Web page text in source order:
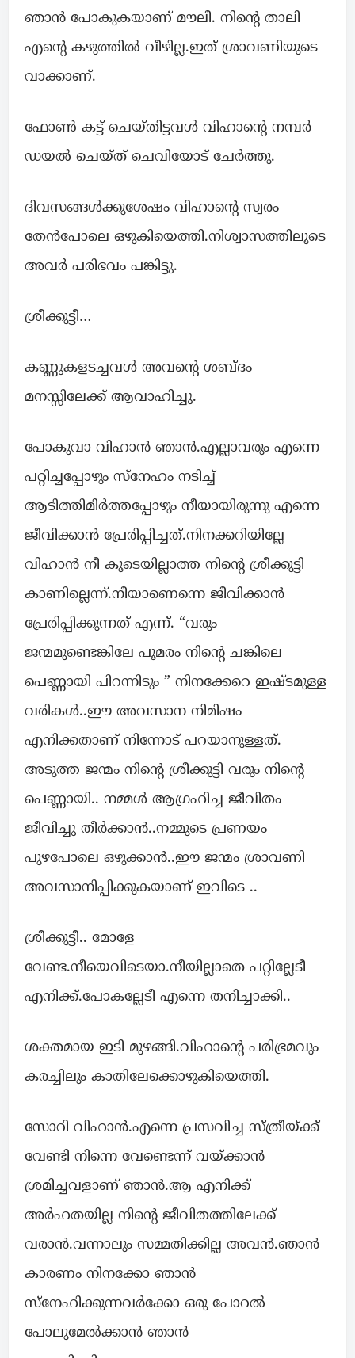
ഞാൻ പോകുകയാണ് മൗലീ. നിന്റെ താലി
എന്റെ കഴുത്തിൽ വീഴില്ല.ഇത് ശ്രാവണിയുടെ
വാക്കാണ്.
ഫോൺ കട്ട് ചെയ്തിട്ടവൾ വിഹാന്റെ നമ്പർ
ഡയൽ ചെയ്ത് ചെവിയോട് ചേർത്തു.
ദിവസങ്ങൾക്കുശേഷം വിഹാന്റെ സ്വരം
തേൻപോലെ ഒഴുകിയെത്തി.നിശ്വാസത്തിലൂടെ
അവർ പരിഭവം പങ്കിട്ടു.
ശ്രീക്കുട്ടീ…
കണ്ണുകളടച്ചവൾ അവന്റെ ശബ്ദം
മനസ്സിലേക്ക് ആവാഹിച്ചു.
പോകുവാ വിഹാൻ ഞാൻ.എല്ലാവരും എന്നെ
പറ്റിച്ചപ്പോഴും സ്നേഹം നടിച്ച്
ആടിത്തിമിർത്തപ്പോഴും നീയായിരുന്നു എന്നെ
ജീവിക്കാൻ പ്രേരിപ്പിച്ചത്.നിനക്കറിയില്ലേ
വിഹാൻ നീ കൂടെയില്ലാത്ത നിന്റെ ശ്രീക്കുട്ടി
കാണില്ലെന്ന്.നീയാണെന്നെ ജീവിക്കാൻ
പ്രേരിപ്പിക്കുന്നത് എന്ന്. “വരും
ജന്മമുണ്ടെങ്കിലേ പൂമരം നിന്റെ ചങ്കിലെ
പെണ്ണായി പിറന്നിടും ” നിനക്കേറെ ഇഷ്ടമുള്ള
വരികൾ..ഈ അവസാന നിമിഷം
എനിക്കതാണ് നിന്നോട് പറയാനുള്ളത്.
അടുത്ത ജന്മം നിന്റെ ശ്രീക്കുട്ടി വരും നിന്റെ
പെണ്ണായി.. നമ്മൾ ആഗ്രഹിച്ച ജീവിതം
ജീവിച്ചു തീർക്കാൻ..നമ്മുടെ പ്രണയം
പുഴപോലെ ഒഴുക്കാൻ..ഈ ജന്മം ശ്രാവണി
അവസാനിപ്പിക്കുകയാണ് ഇവിടെ ..
ശ്രീക്കുട്ടീ.. മോളേ
വേണ്ട.നീയെവിടെയാ.നീയില്ലാതെ പറ്റില്ലേടീ
എനിക്ക്.പോകല്ലേടീ എന്നെ തനിച്ചാക്കി..
ശക്തമായ ഇടി മുഴങ്ങി.വിഹാന്റെ പരിഭ്രമവും
കരച്ചിലും കാതിലേക്കൊഴുകിയെത്തി.
സോറി വിഹാൻ.എന്നെ പ്രസവിച്ച സ്ത്രീയ്ക്ക്
വേണ്ടി നിന്നെ വേണ്ടെന്ന് വയ്ക്കാൻ
ശ്രമിച്ചവളാണ് ഞാൻ.ആ എനിക്ക്
അർഹതയില്ല നിന്റെ ജീവിതത്തിലേക്ക്
വരാൻ.വന്നാലും സമ്മതിക്കില്ല അവൻ.ഞാൻ
കാരണം നിനക്കോ ഞാൻ
സ്നേഹിക്കുന്നവർക്കോ ഒരു പോറൽ
പോലുമേൽക്കാൻ ഞാൻ